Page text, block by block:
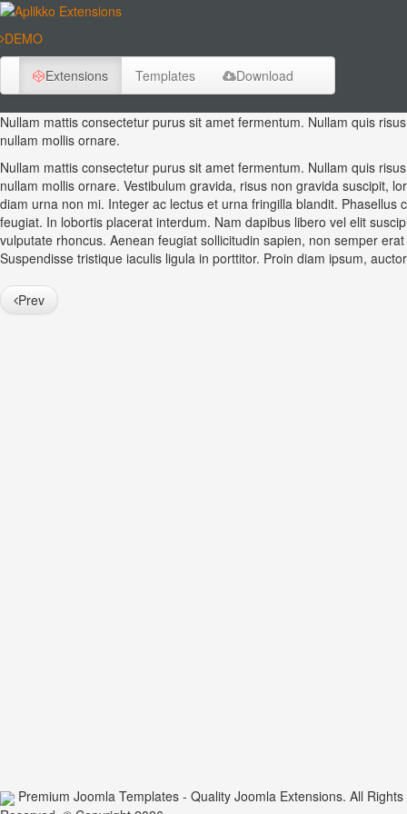
DEMO
Extensions Templates Download
Nullam mattis consectetur purus sit amet fermentum. Nullam quis
nullam mollis ornare.
Nullam mattis consectetur purus sit amet fermentum. Nullam quis
nullam mollis ornare. Vestibulum gravida, risus non gravida suscipit,
diam urna non mi. Integer ac lectus et urna fringilla blandit. Phasellus
feugiat. In lobortis placerat interdum. Nam dapibus libero vel elit
vulputate rhoncus. Aenean feugiat sollicitudin sapien, non semper
Suspendisse tristique iaculis ligula in porttitor. Proin diam ipsum,
Prev
Premium Joomla Templates - Quality Joomla Extensions. All Rights